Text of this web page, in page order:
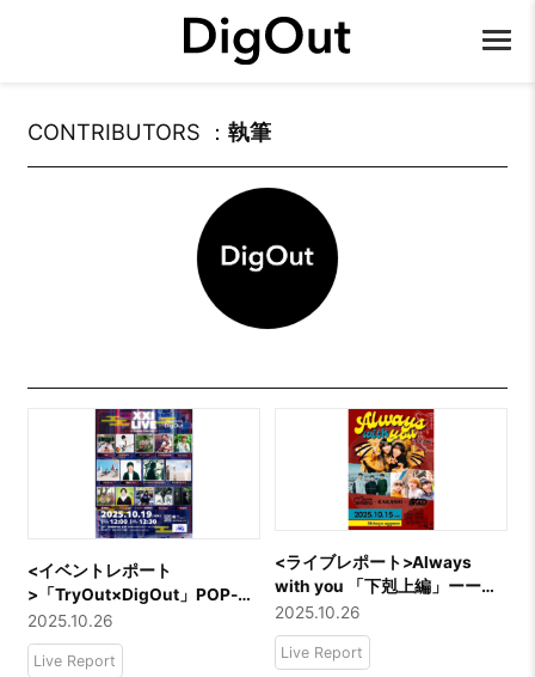
CONTRIBUTORS ： 執筆
<イベントレポート
>「TryOut×DigOut」POP-UP
＆フリーライブ「XXI LIVE 〜
Sunday Free Jam〜」＠
SHIBUYA XXI
2025.10.26
Live Report
<ライブレポート>Always
with you 「下剋上編」ーー
Seskimo／KAKASHI／まなつ
2025.10.26
Live Report